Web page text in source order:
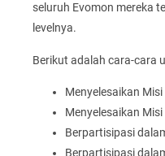
seluruh Evomon mereka
levelnya.
Berikut adalah cara-cara
Menyelesaikan
Menyelesaikan
Berpartisipasi
Berpartisipasi